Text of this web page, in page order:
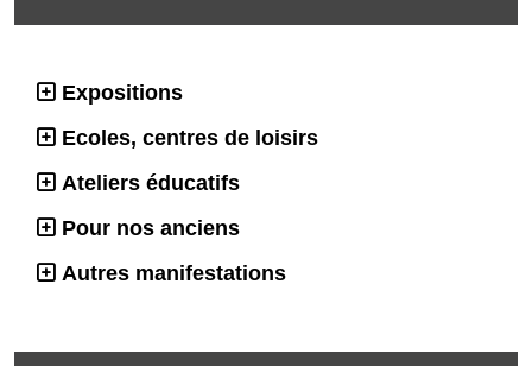
Expositions
Ecoles, centres de loisirs
Ateliers éducatifs
Pour nos anciens
Autres manifestations